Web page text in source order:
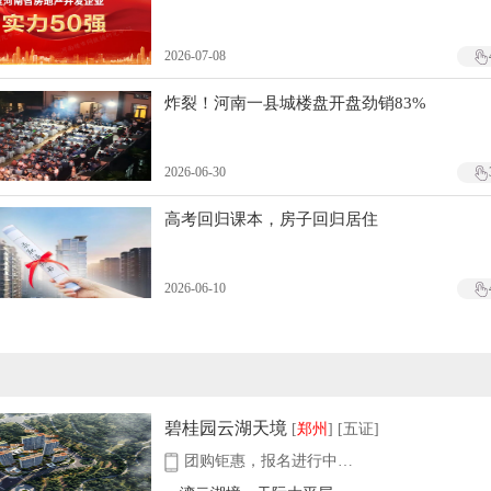
2026-07-08
炸裂！河南一县城楼盘开盘劲销83%
2026-06-30
高考回归课本，房子回归居住
2026-06-10
碧桂园云湖天境 [郑州 ] [五证]
团购钜惠，报名进行中…